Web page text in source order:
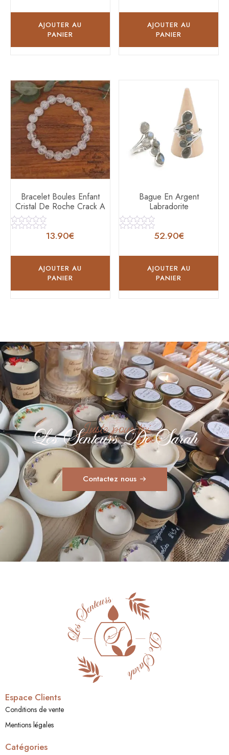
5
AJOUTER AU
PANIER
5
AJOUTER AU
PANIER
Bracelet Boules Enfant
Cristal De Roche Crack A
Note
5
13.90€
AJOUTER AU
PANIER
Bague En Argent
Labradorite
Note
5
52.90€
AJOUTER AU
PANIER
Juste pour toi
Les Senteurs De Sarah
Contactez nous
Espace Clients
Conditions de vente
Mentions légales
Catégories